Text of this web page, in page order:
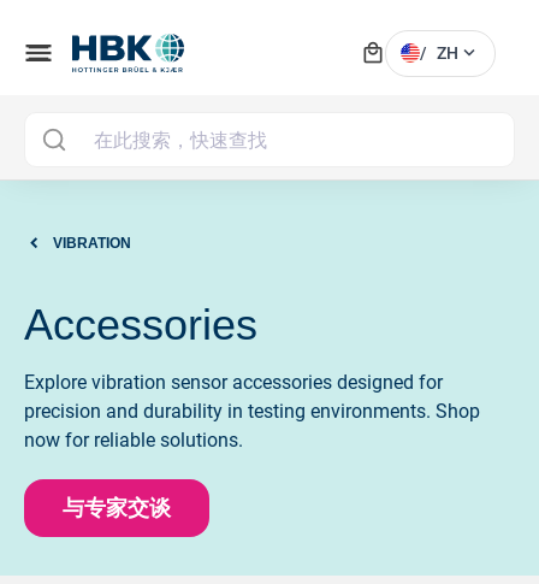
menu local_mall / ZH expand_more
VIBRATION
Accessories
Explore vibration sensor accessories designed for
precision and durability in testing environments. Shop
now for reliable solutions.
与专家交谈